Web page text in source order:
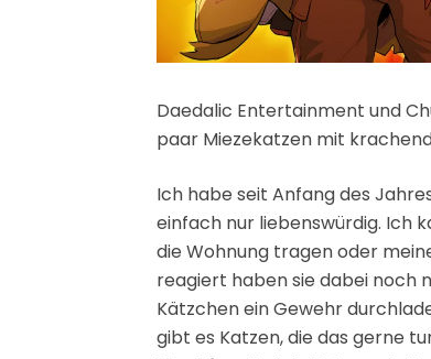
Daedalic Entertainment und
paar Miezekatzen mit
Ich habe seit Anfang des
einfach nur liebenswürdig. Ich
die Wohnung tragen oder
reagiert haben sie dabei noch
Kätzchen ein Gewehr
gibt es Katzen, die das gerne